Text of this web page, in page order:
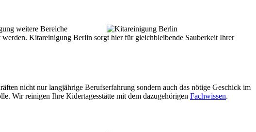
weitere Bereiche
Kitareinigung Berlin sorgt hier für gleichbleibende Sauberkeit Ihrer
nicht nur langjährige Berufserfahrung sondern auch das nötige Geschick im
Wir reinigen Ihre Kidertagesstätte mit dem dazugehörigen Fachwissen.